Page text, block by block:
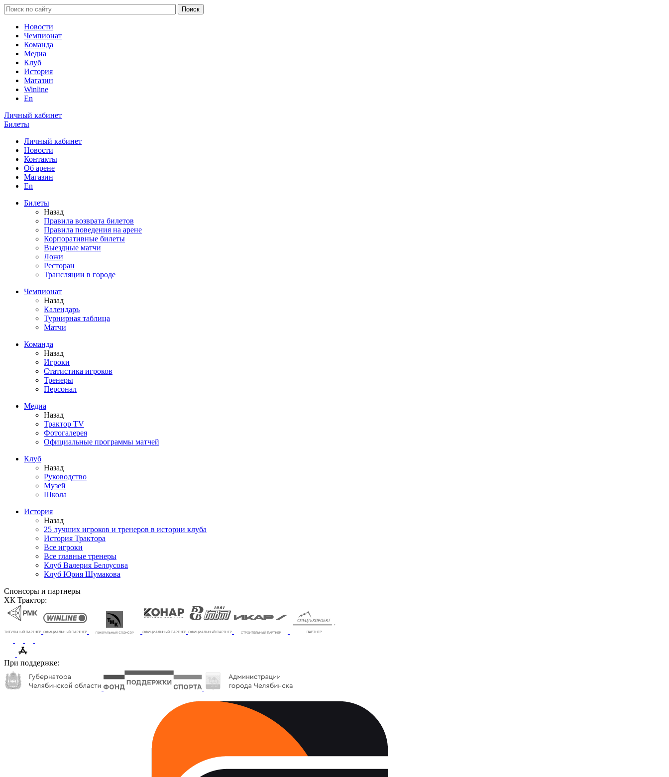
Новости
Чемпионат
Команда
Медиа
Клуб
История
Магазин
Winline
En
Личный кабинет
Билеты
Личный кабинет
Новости
Контакты
Об арене
Магазин
En
Билеты
Назад
Правила возврата билетов
Правила поведения на арене
Корпоративные билеты
Выездные матчи
Ложи
Ресторан
Трансляции в городе
Чемпионат
Назад
Календарь
Турнирная таблица
Матчи
Команда
Назад
Игроки
Статистика игроков
Тренеры
Персонал
Медиа
Назад
Трактор TV
Фотогалерея
Официальные программы матчей
Клуб
Назад
Руководство
Музей
Школа
История
Назад
25 лучших игроков и тренеров в истории клуба
История Трактора
Все игроки
Все главные тренеры
Клуб Валерия Белоусова
Клуб Юрия Шумакова
Спонсоры и партнеры
ХК Трактор:
При поддержке: